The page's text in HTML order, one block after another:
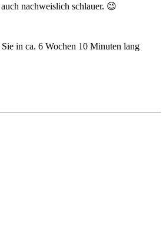
nachweislich schlauer. 😉
in ca. 6 Wochen 10 Minuten lang